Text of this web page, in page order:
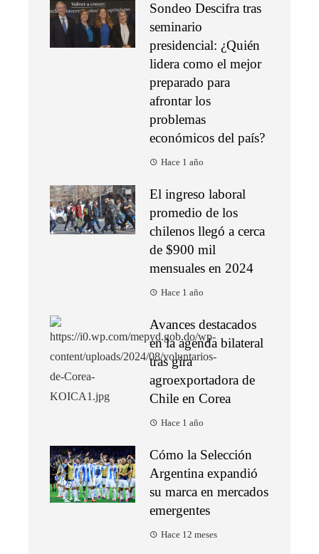
Sondeo Descifra tras
seminario
presidencial: ¿Quién
lidera como el mejor
preparado para
afrontar los
problemas
económicos del país?
Hace 1 año
El ingreso laboral
promedio de los
chilenos llegó a cerca
de $900 mil
mensuales en 2024
Hace 1 año
Avances destacados
en la agenda bilateral
tras gira
agroexportadora de
Chile en Corea
Hace 1 año
Cómo la Selección
Argentina expandió
su marca en mercados
emergentes
Hace 12 meses